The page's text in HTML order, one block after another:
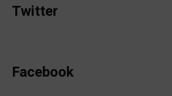
Twitter
Facebook